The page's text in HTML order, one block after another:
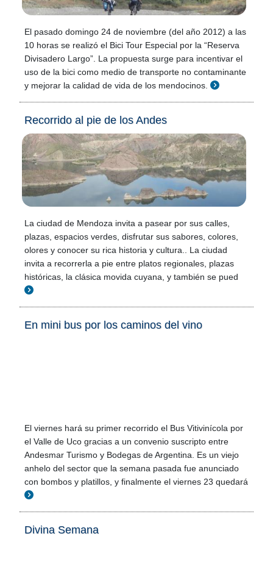
El pasado domingo 24 de noviembre (del año 2012) a las
10 horas se realizó el Bici Tour Especial por la “Reserva
Divisadero Largo”. La propuesta surge para incentivar el
uso de la bici como medio de transporte no contaminante
y mejorar la calidad de vida de los mendocinos.
Recorrido al pie de los Andes
La ciudad de Mendoza invita a pasear por sus calles,
plazas, espacios verdes, disfrutar sus sabores, colores,
olores y conocer su rica historia y cultura.. La ciudad
invita a recorrerla a pie entre platos regionales, plazas
históricas, la clásica movida cuyana, y también se pued
En mini bus por los caminos del vino
El viernes hará su primer recorrido el Bus Vitivinícola por
el Valle de Uco gracias a un convenio suscripto entre
Andesmar Turismo y Bodegas de Argentina. Es un viejo
anhelo del sector que la semana pasada fue anunciado
con bombos y platillos, y finalmente el viernes 23 quedará
Divina Semana